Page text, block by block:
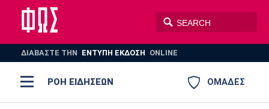
ΔΙΑΒΑΣΤΕ THN ΕΝΤΥΠΗ ΕΚΔΟΣΗ ONLINE
ΟΜΑΔΕΣ
ΡΟΗ ΕΙΔΗΣΕΩΝ